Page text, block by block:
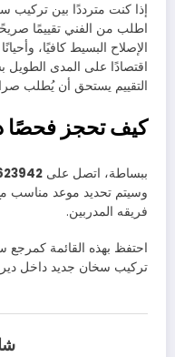
إذا كنت مترددًا بين تركيب
اطلب من الفني تقييمًا
الإصلاح البسيط كافيًا،
اقتصادًا على المدى الطويل
التقييم يستحق أن يُطلب
كيف تحجز فحصًا
ببساطة، اتصل على
وسيتم تحديد موعد مناسب
فريقه المدربين.
احتفظ بهذه القائمة كمرجع
تركيب سخان جديد داخل